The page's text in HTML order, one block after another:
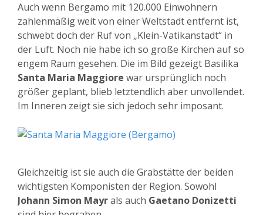
Auch wenn Bergamo mit 120.000 Einwohnern
zahlenmäßig weit von einer Weltstadt entfernt ist,
schwebt doch der Ruf von „Klein-Vatikanstadt“ in
der Luft. Noch nie habe ich so große Kirchen auf so
engem Raum gesehen. Die im Bild gezeigt Basilika
Santa Maria Maggiore war ursprünglich noch
größer geplant, blieb letztendlich aber unvollendet.
Im Inneren zeigt sie sich jedoch sehr imposant.
Gleichzeitig ist sie auch die Grabstätte der beiden
wichtigsten Komponisten der Region. Sowohl
Johann Simon Mayrals auch Gaetano Donizetti